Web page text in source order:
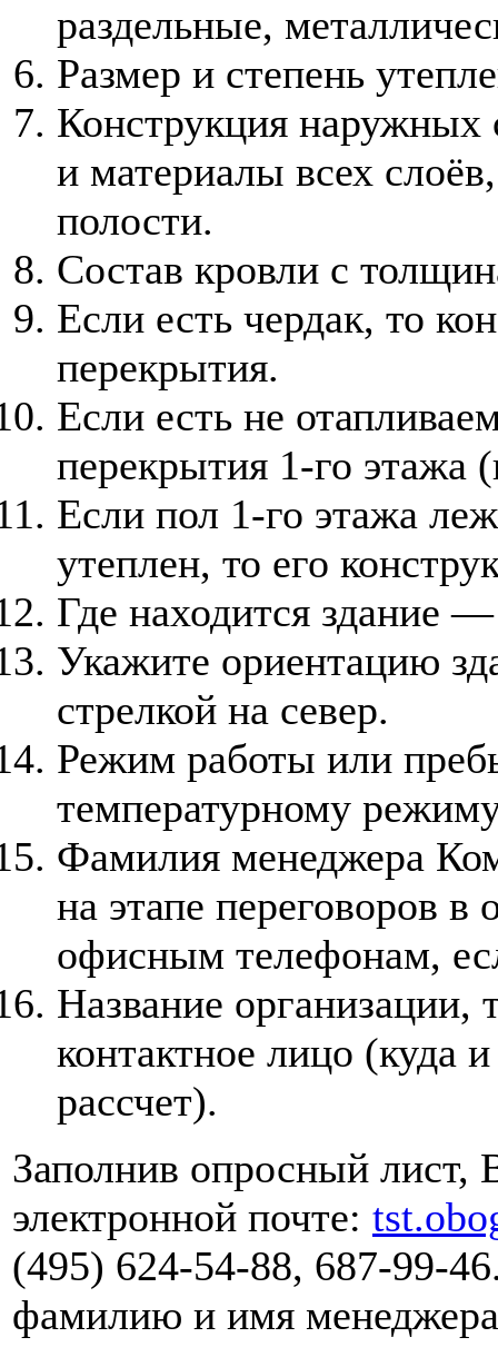
раздельные,
Размер и степень
Конструкция наружных
и материалы всех
полости.
Состав кровли с
Если есть чердак, то
перекрытия.
Если есть не
перекрытия 1-го этажа
Если пол 1-го этажа
утеплен, то его
Где находится здание —
Укажите ориентацию
стрелкой на север.
Режим работы или
температурному
Фамилия менеджера
на этапе переговоров
офисным телефонам,
Название
контактное лицо (куда
рассчет).
Заполнив опросный лист,
электронной почте:
(495) 624-54-88, 687-99-
фамилию и имя